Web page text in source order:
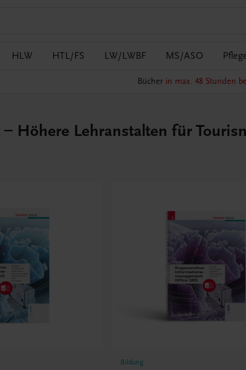
HLW HTL/FS LW/LWBF MS/ASO
Bücher in max. 48 Stunden
Höhere Lehranstalten für
Bildung